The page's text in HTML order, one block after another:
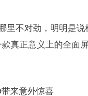
不对劲，明明是说
真正意义上的全面